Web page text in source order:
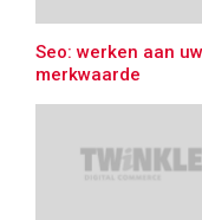
Seo: werken aan uw
merkwaarde